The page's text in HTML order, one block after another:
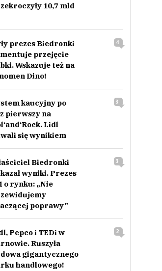
10,7 mld
prezes Biedronki
przejęcie
Wskazuje też na
Dino!
4
kaucyjny po
pierwszy na
Lidl
się wynikiem
3
Biedronki
wyniki. Prezes
o rynku: „Nie
poprawy”
3
Pepco i TEDi w
Ruszyła
gigantycznego
handlowego!
2